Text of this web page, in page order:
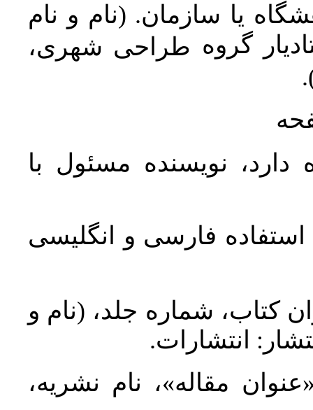
یا سازمان. (نام و نام
گروه طراحی شهری،
نویسنده مسئول با
استفاده فارسی و انگلیسی
کتاب، شماره جلد، (نام و
انتشارات.
مقاله»، نام نشریه،